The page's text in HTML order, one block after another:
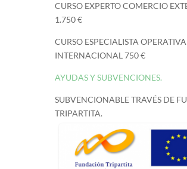
CURSO EXPERTO COMERCIO
1.750 €
CURSO ESPECIALISTA OPERATIVA
INTERNACIONAL 750 €
AYUDAS Y SUBVENCIONES.
SUBVENCIONABLE TRAVÉS DE
TRIPARTITA.